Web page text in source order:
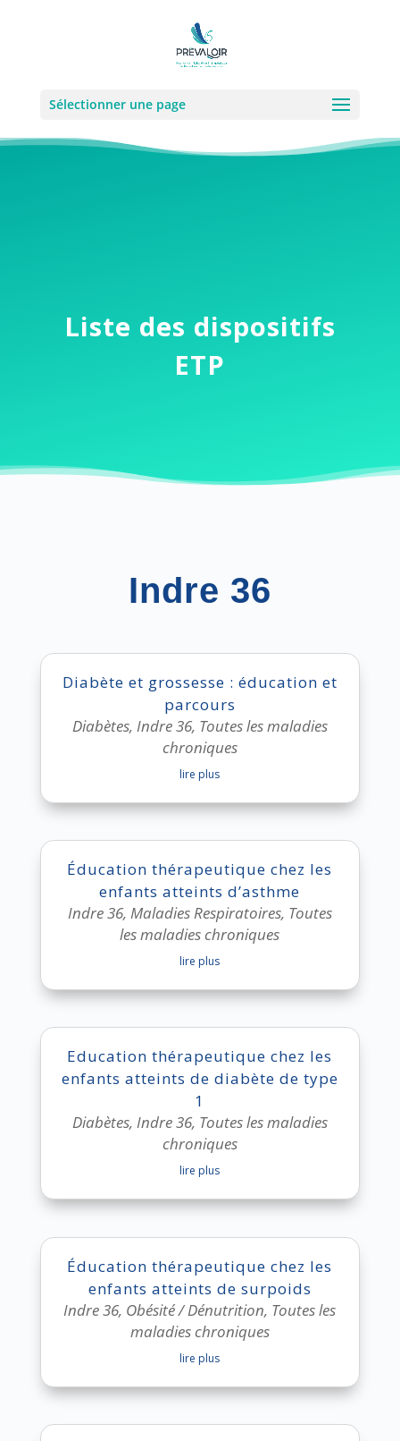
Sélectionner une page
Liste des dispositifs
ETP
Indre 36
Diabète et grossesse : éducation et
parcours
Diabètes, Indre 36, Toutes les maladies
chroniques
lire plus
Éducation thérapeutique chez les
enfants atteints d’asthme
Indre 36, Maladies Respiratoires, Toutes
les maladies chroniques
lire plus
Education thérapeutique chez les
enfants atteints de diabète de type
1
Diabètes, Indre 36, Toutes les maladies
chroniques
lire plus
Éducation thérapeutique chez les
enfants atteints de surpoids
Indre 36, Obésité / Dénutrition, Toutes les
maladies chroniques
lire plus